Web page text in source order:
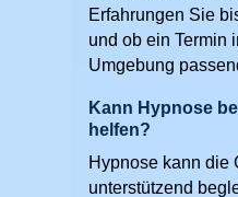
Erfahrungen Sie
und ob ein Termin
Umgebung
Kann Hypnose
helfen?
Hypnose kann die
unterstützend